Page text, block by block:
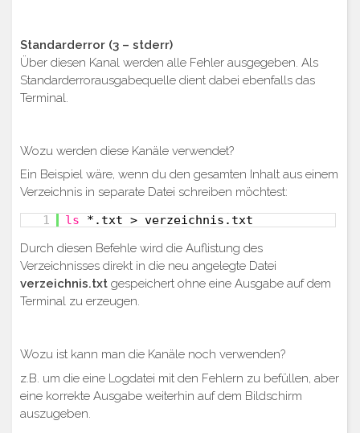
Standarderror (3 – stderr)
Über diesen Kanal werden alle Fehler ausgegeben. Als
Standarderrorausgabequelle dient dabei ebenfalls das
Terminal.
Wozu werden diese Kanäle verwendet?
Ein Beispiel wäre, wenn du den gesamten Inhalt aus einem
Verzeichnis in separate Datei schreiben möchtest:
1
ls
*.txt > verzeichnis.txt
Durch diesen Befehle wird die Auflistung des
Verzeichnisses direkt in die neu angelegte Datei
verzeichnis.txt gespeichert ohne eine Ausgabe auf dem
Terminal zu erzeugen.
Wozu ist kann man die Kanäle noch verwenden?
z.B. um die eine Logdatei mit den Fehlern zu befüllen, aber
eine korrekte Ausgabe weiterhin auf dem Bildschirm
auszugeben.